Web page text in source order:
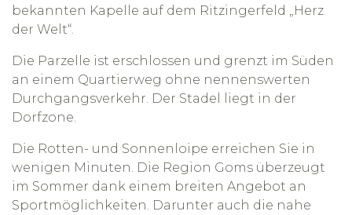
bekannten Kapelle auf dem Ritzingerfeld „Herz
der Welt“.
Die Parzelle ist erschlossen und grenzt im Süden
an einem Quartierweg ohne nennenswerten
Durchgangsverkehr. Der Stadel liegt in der
Dorfzone.
Die Rotten- und Sonnenloipe erreichen Sie in
wenigen Minuten. Die Region Goms überzeugt
im Sommer dank einem breiten Angebot an
Sportmöglichkeiten. Darunter auch die nahe